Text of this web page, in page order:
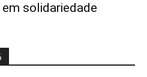
solidariedade